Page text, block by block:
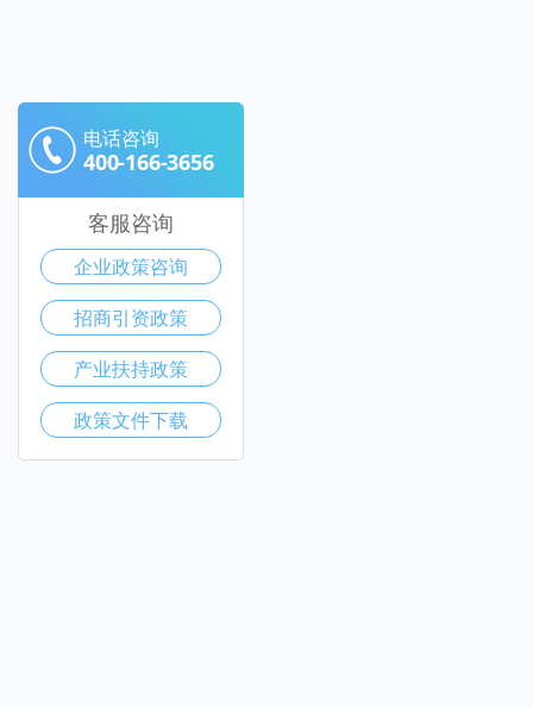
电话咨询
400-166-3656
客服咨询
企业政策咨询
招商引资政策
产业扶持政策
政策文件下载